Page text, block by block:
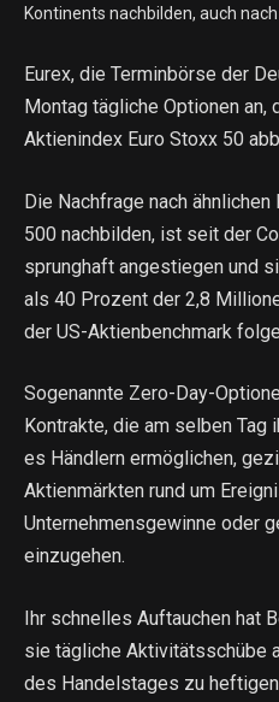
Kontinents nachbilden, auch nach
Eurex, die Terminbörse der
Montag tägliche Optionen
Aktienindex Euro Stoxx 50
Die Nachfrage nach
500 nachbilden, ist seit der
sprunghaft angestiegen und
als 40 Prozent der 2,8
der US-Aktienbenchmark
Sogenannte Zero-Day-
Kontrakte, die am selben Tag
es Händlern ermöglichen,
Aktienmärkten rund um
Unternehmensgewinne oder
einzugehen.
Ihr schnelles Auftauchen hat
sie tägliche Aktivitätsschübe
des Handelstages zu